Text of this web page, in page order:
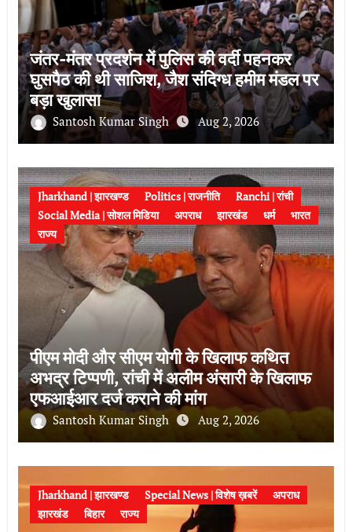
जंतर-मंतर प्रदर्शन में पुलिस की वर्दी पहनकर
घुसपैठ की थी साजिश, जैश संदिग्ध हमीम मंडल पर
बड़ा खुलासा
Santosh Kumar Singh Aug 2, 2026
Jharkhand | झारखण्ड Politics | राजनीति
Ranchi | रांची
Social Media | सोशल मिडिया
अपराध झारखंड धर्म
भारत
राज्य
पीएम मोदी और सीएम योगी के खिलाफ कथित
अभद्र टिप्पणी, रांची में अलीम अंसारी के खिलाफ
एफआईआर दर्ज कराने की मांग
Santosh Kumar Singh Aug 2, 2026
Jharkhand | झारखण्ड Special News | विशेष ख़बरें
अपराध
झारखंड
बिहार राज्य